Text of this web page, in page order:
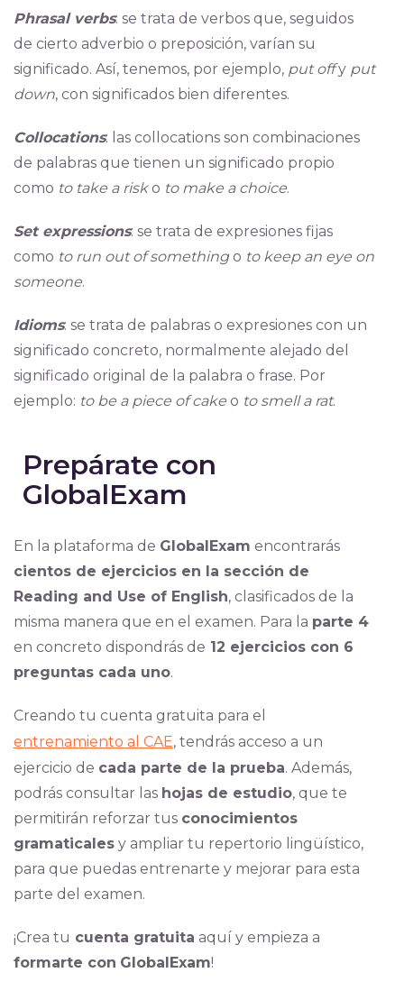
Phrasal verbs: se trata de verbos que, seguidos
de cierto adverbio o preposición, varían su
significado. Así, tenemos, por ejemplo, put offy put
down, con significados bien diferentes.
Collocations: las collocations son combinaciones
de palabras que tienen un significado propio
como to take a risko to make a choice.
Set expressions: se trata de expresiones fijas
como to run out of somethingo to keep an eye on
someone.
Idioms: se trata de palabras o expresiones con un
significado concreto, normalmente alejado del
significado original de la palabra o frase. Por
ejemplo: to be a piece of cakeo to smell a rat.
Prepárate con
GlobalExam
En la plataforma de GlobalExam encontrarás
cientos de ejercicios en la sección de
Reading and Use of English, clasificados de la
misma manera que en el examen. Para la parte 4
en concreto dispondrás de 12 ejercicios con 6
preguntas cada uno.
Creando tu cuenta gratuita para el
entrenamiento al CAE, tendrás acceso a un
ejercicio de cada parte de la prueba. Además,
podrás consultar las hojas de estudio, que te
permitirán reforzar tus conocimientos
gramaticalesy ampliar tu repertorio lingüístico,
para que puedas entrenarte y mejorar para esta
parte del examen.
¡Crea tu cuenta gratuita aquí y empieza a
formarte con GlobalExam!